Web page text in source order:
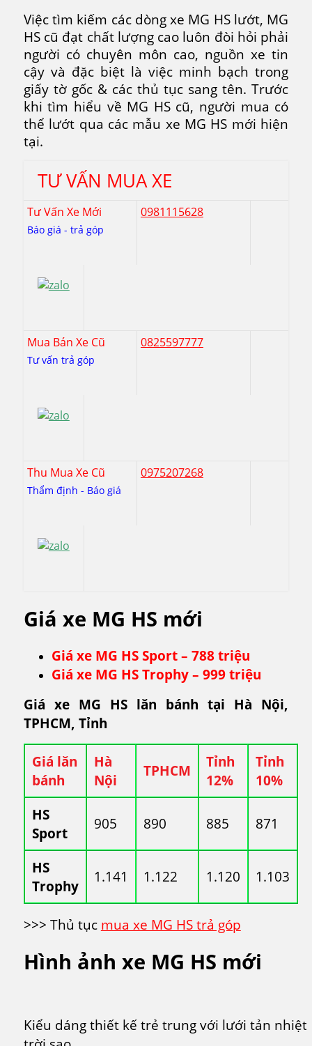
Việc tìm kiếm các dòng xe MG HS lướt, MG
HS cũ đạt chất lượng cao luôn đòi hỏi phải
người có chuyên môn cao, nguồn xe tin
cậy và đặc biệt là việc minh bạch trong
giấy tờ gốc & các thủ tục sang tên. Trước
khi tìm hiểu về MG HS cũ, người mua có
thể lướt qua các mẫu xe MG HS mới hiện
tại.
TƯ VẤN MUA XE
Tư Vấn Xe Mới
Báo giá - trả góp
0981115628
Mua Bán Xe Cũ
Tư vấn trả góp
0825597777
Thu Mua Xe Cũ
Thẩm định - Báo giá
0975207268
Giá xe MG HS mới
Giá xe MG HS Sport – 788 triệu
Giá xe MG HS Trophy – 999 triệu
Giá xe MG HS lăn bánh tại Hà Nội,
TPHCM, Tỉnh
Giá lăn
bánh
Hà
Nội
TPHCM
Tỉnh
12%
Tỉnh
10%
HS
Sport
905 890 885 871
HS
Trophy
1.141 1.122 1.120 1.103
>>> Thủ tục mua xe MG HS trả góp
Hình ảnh xe MG HS mới
Kiểu dáng thiết kế trẻ trung với lưới tản